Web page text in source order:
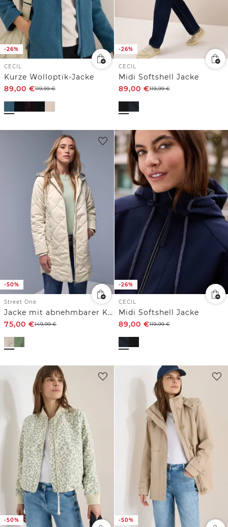
-26%
CECIL
Kurze Wolloptik-Jacke
89,00 €119,99€
-26%
CECIL
Midi Softshell Jacke
89,00 €119,99€
-50%
Street One
Jacke mit abnehmbarer Kapuze
75,00 €149,99€
-26%
CECIL
Midi Softshell Jacke
89,00 €119,99€
-50% -50%